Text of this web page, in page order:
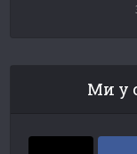
Ми у